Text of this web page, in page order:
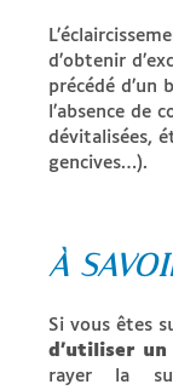
d’obtenir
précédé
l’absence de
dévitalisées,
gencives…).
À
Si vous êtes
d’utiliser
rayer la